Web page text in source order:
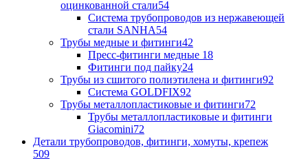
оцинкованной стали54
Система трубопроводов из нержавеющей
стали SANHA54
Трубы медные и фитинги42
Пресс-фитинги медные 18
Фитинги под пайку24
Трубы из сшитого полиэтилена и фитинги92
Система GOLDFIX92
Трубы металлопластиковые и фитинги72
Трубы металлопластиковые и фитинги
Giacomini72
Детали трубопроводов, фитинги, хомуты, крепеж
509